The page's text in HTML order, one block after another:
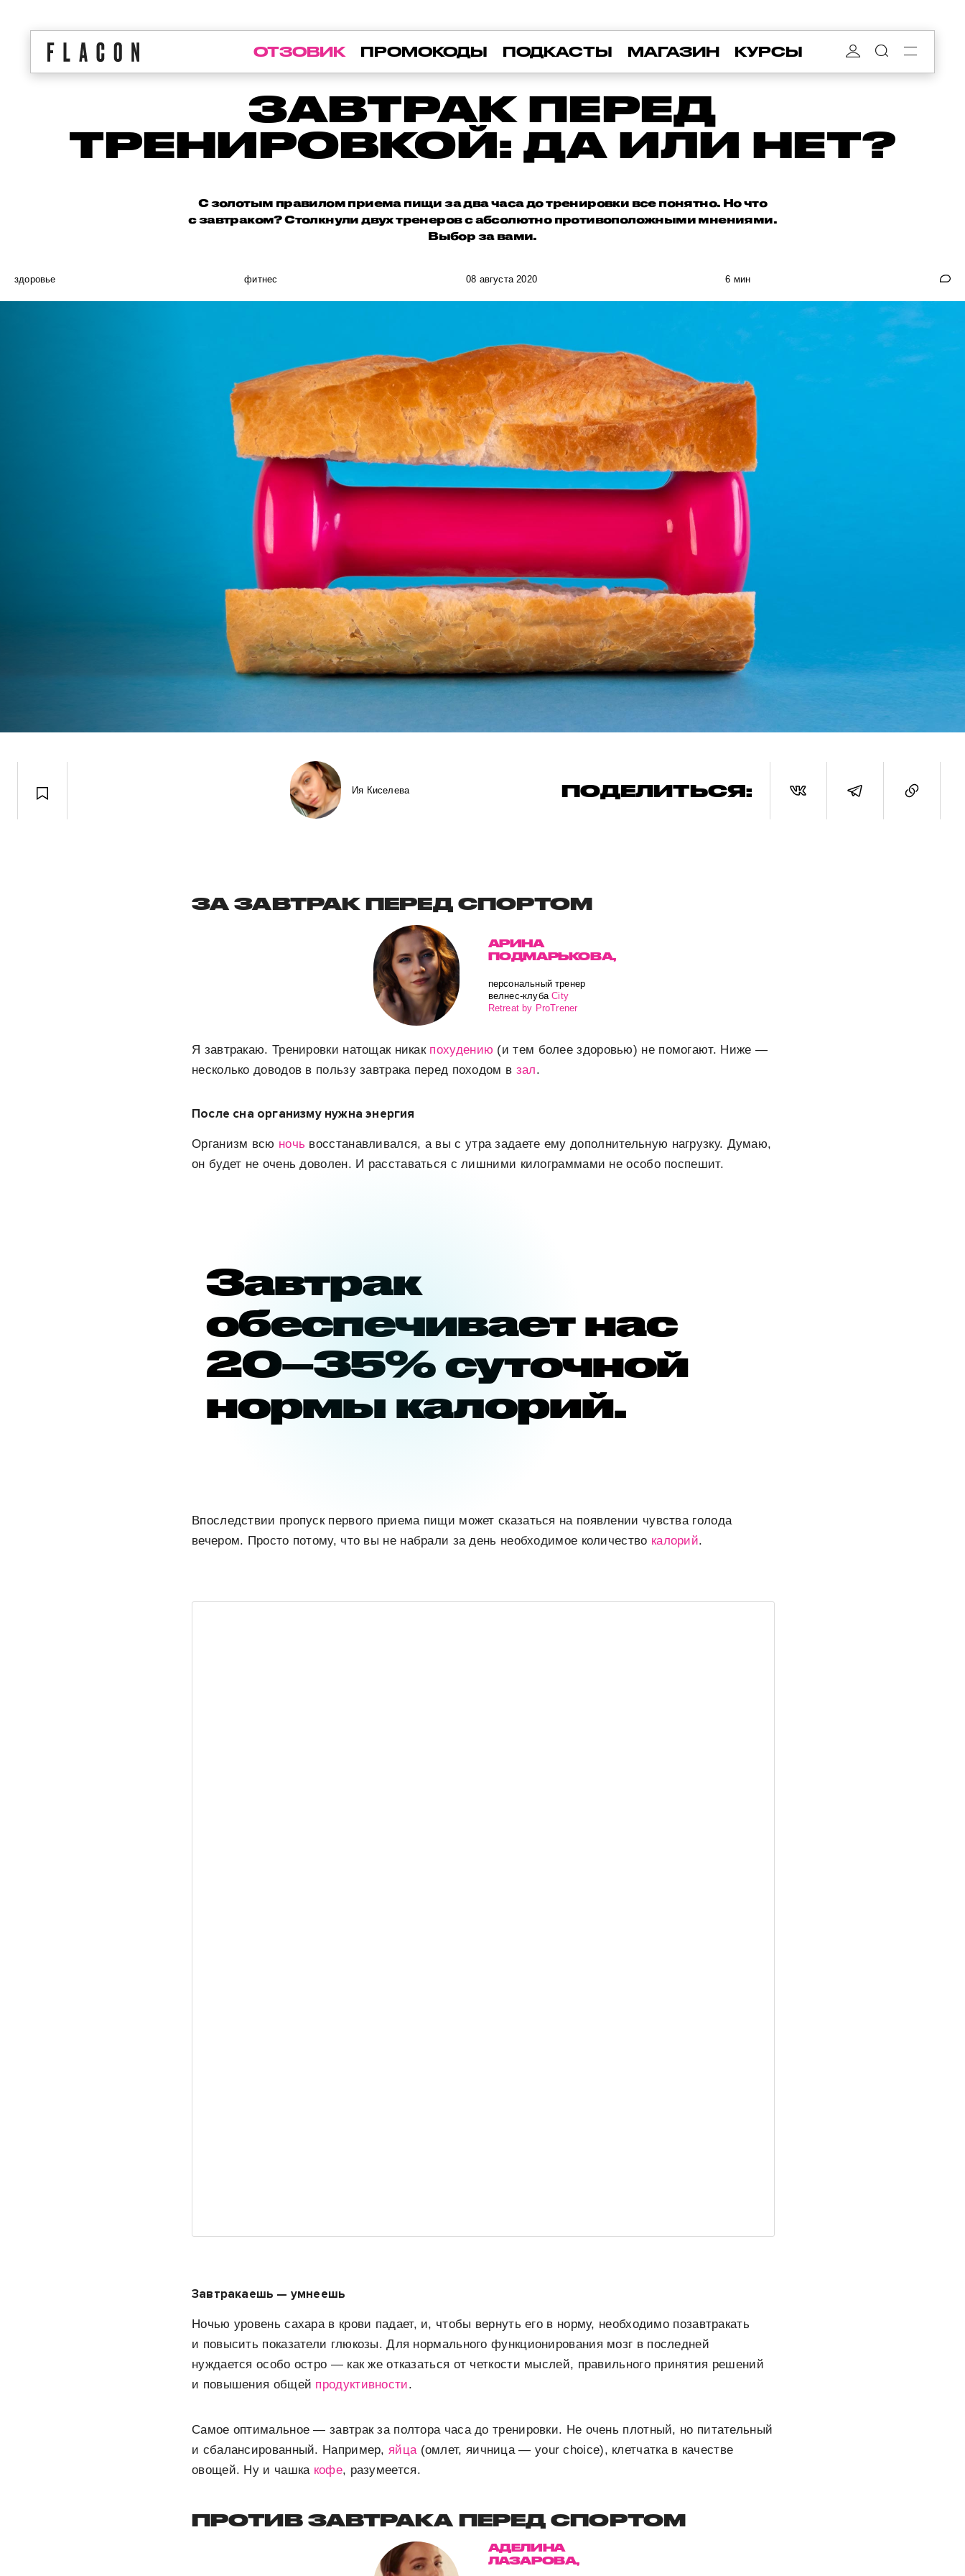
ОТЗОВИК ПРОМОКОДЫ ПОДКАСТЫ МАГАЗИН КУРСЫ
ЗАВТРАК ПЕРЕД
ТРЕНИРОВКОЙ: ДА ИЛИ НЕТ?
С золотым правилом приема пищи за два часа до тренировки все понятно. Но что
с завтраком? Столкнули двух тренеров с абсолютно противоположными мнениями.
Выбор за вами.
здоровье фитнес 08 августа 2020 6 мин
Ия Киселева ПОДЕЛИТЬСЯ:
ЗА ЗАВТРАК ПЕРЕД СПОРТОМ
АРИНА
ПОДМАРЬКОВА,
персональный тренер
велнес-клубаCity
Retreat by ProTrener
Я завтракаю. Тренировки натощак никак похудению (и тем более здоровью) не помогают. Ниже —
несколько доводов в пользу завтрака перед походом в зал.
После сна организму нужна энергия
Организм всю ночь восстанавливался, а вы с утра задаете ему дополнительную нагрузку. Думаю,
он будет не очень доволен. И расставаться с лишними килограммами не особо поспешит.
Завтрак
обеспечивает нас
20–35% суточной
нормы калорий.
Впоследствии пропуск первого приема пищи может сказаться на появлении чувства голода
вечером. Просто потому, что вы не набрали за день необходимое количество калорий.
Завтракаешь — умнеешь
Ночью уровень сахара в крови падает, и, чтобы вернуть его в норму, необходимо позавтракать
и повысить показатели глюкозы. Для нормального функционирования мозг в последней
нуждается особо остро — как же отказаться от четкости мыслей, правильного принятия решений
и повышения общей продуктивности.
Самое оптимальное — завтрак за полтора часа до тренировки. Не очень плотный, но питательный
и сбалансированный. Например,яйца(омлет, яичница — your choice), клетчатка в качестве
овощей. Ну и чашка кофе, разумеется.
ПРОТИВ ЗАВТРАКА ПЕРЕД СПОРТОМ
АДЕЛИНА
ЛАЗАРОВА,